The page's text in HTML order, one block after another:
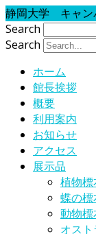
静岡大学 キャン
Search
Search
ホーム
館長挨拶
概要
利用案内
お知らせ
アクセス
展示品
植物標
蝶の標
動物標
オス